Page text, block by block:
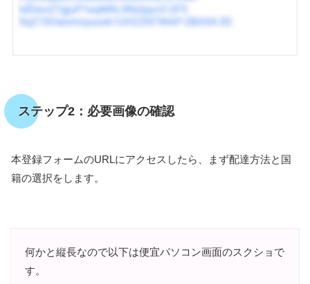
ステップ2：必要画像の確認
本登録フォームのURLにアクセスしたら、まず配達方法と国
籍の選択をします。
何かと縦長なので以下は便宜パソコン画面のスクショで
す。